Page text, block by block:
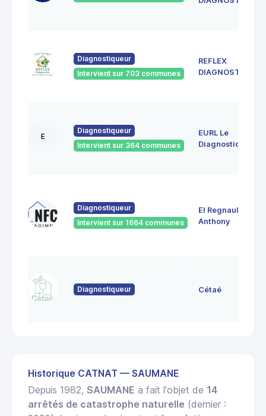
Diagnostiqueur
Intervient sur 703 communes
REFLEX
DIAGNOSTIC
E
Diagnostiqueur
Intervient sur 364 communes
EURL Le
Diagnostiqueur
Diagnostiqueur
Intervient sur 1664 communes
EI Regnault
Anthony
Diagnostiqueur Cétaé
Historique CATNAT — SAUMANE
Depuis 1982, SAUMANE a fait l'objet de 14
arrêtés de catastrophe naturelle (dernier :